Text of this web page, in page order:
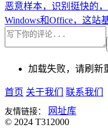
恶意样本，识别挺快的
Windows和Office，这站
加载失败，请刷新
首页 关于我们 联系我们
友情链接：
网址库
© 2024 T312000